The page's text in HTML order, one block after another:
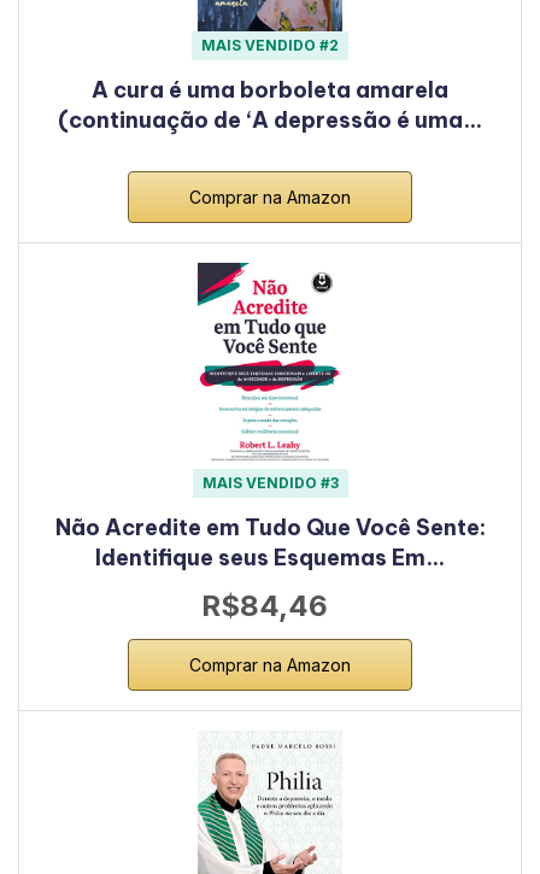
MAIS VENDIDO #2
A cura é uma borboleta amarela
(continuação de ‘A depressão é uma…
Comprar na Amazon
MAIS VENDIDO #3
Não Acredite em Tudo Que Você Sente:
Identifique seus Esquemas Em…
R$84,46
Comprar na Amazon